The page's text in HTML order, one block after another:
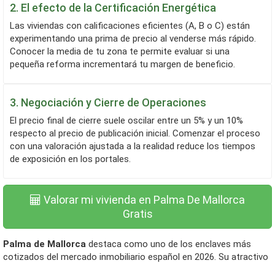
2. El efecto de la Certificación Energética
Las viviendas con calificaciones eficientes (A, B o C) están
experimentando una prima de precio al venderse más rápido.
Conocer la media de tu zona te permite evaluar si una
pequeña reforma incrementará tu margen de beneficio.
3. Negociación y Cierre de Operaciones
El precio final de cierre suele oscilar entre un 5% y un 10%
respecto al precio de publicación inicial. Comenzar el proceso
con una valoración ajustada a la realidad reduce los tiempos
de exposición en los portales.
Valorar mi vivienda en Palma De Mallorca
Gratis
Palma de Mallorca destaca como uno de los enclaves más
cotizados del mercado inmobiliario español en 2026. Su atractivo